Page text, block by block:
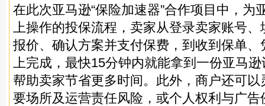
在此次亚马逊“保险加速器”合作项目中，为
上操作的投保流程，卖家从登录卖家账号
报价、确认方案并支付保费，到收到保单
上完成，最快15分钟内就能拿到一份亚马
帮助卖家节省更多时间。此外，商户还可
要场所及运营责任风险，或个人权利与广